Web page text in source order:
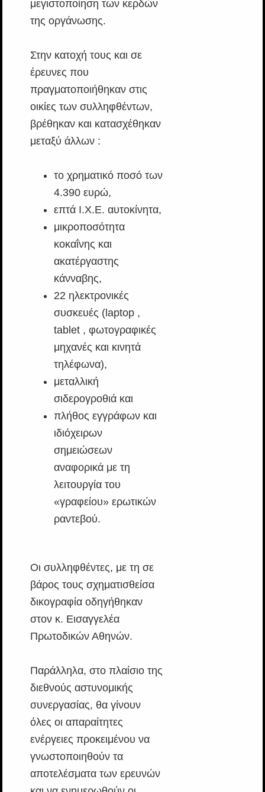
μεγιστοποίηση των κερδών
της οργάνωσης.
Στην κατοχή τους και σε
έρευνες που
πραγματοποιήθηκαν στις
οικίες των συλληφθέντων,
βρέθηκαν και κατασχέθηκαν
μεταξύ άλλων :
το χρηματικό ποσό των
4.390 ευρώ,
επτά Ι.Χ.Ε. αυτοκίνητα,
μικροποσότητα
κοκαΐνης και
ακατέργαστης
κάνναβης,
22 ηλεκτρονικές
συσκευές (laptop ,
tablet , φωτογραφικές
μηχανές και κινητά
τηλέφωνα),
μεταλλική
σιδερογροθιά και
πλήθος εγγράφων και
ιδιόχειρων
σημειώσεων
αναφορικά με τη
λειτουργία του
«γραφείου» ερωτικών
ραντεβού.
Οι συλληφθέντες, με τη σε
βάρος τους σχηματισθείσα
δικογραφία οδηγήθηκαν
στον κ. Εισαγγελέα
Πρωτοδικών Αθηνών.
Παράλληλα, στο πλαίσιο της
διεθνούς αστυνομικής
συνεργασίας, θα γίνουν
όλες οι απαραίτητες
ενέργειες προκειμένου να
γνωστοποιηθούν τα
αποτελέσματα των ερευνών